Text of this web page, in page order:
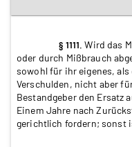
§ 1111. Wird das
oder durch Mißbrauch
sowohl für ihr eigenes,
Verschulden, nicht aber
Bestandgeber den Ersatz
Einem Jahre nach
gerichtlich fordern; sonst